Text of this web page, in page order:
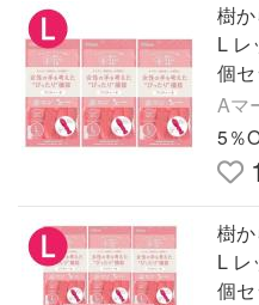
樹
L レ
個セ
Aマ
5％
樹
L レ
個セ